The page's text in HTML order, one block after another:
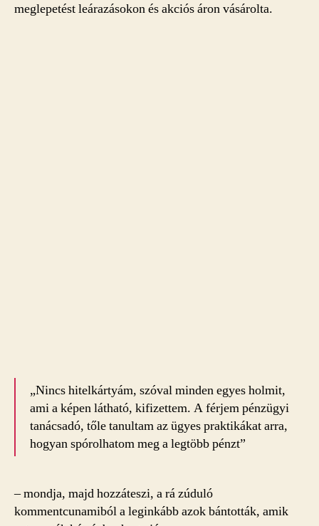
meglepetést leárazásokon és akciós áron vásárolta.
„Nincs hitelkártyám, szóval minden egyes holmit,
ami a képen látható, kifizettem. A férjem pénzügyi
tanácsadó, tőle tanultam az ügyes praktikákat arra,
hogyan spórolhatom meg a legtöbb pénzt”
– mondja, majd hozzáteszi, a rá zúduló
kommentcunamiból a leginkább azok bántották, amik